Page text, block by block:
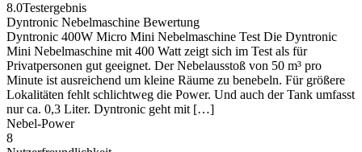
8.0Testergebnis
Dyntronic Nebelmaschine Bewertung
Dyntronic 400W Micro Mini Nebelmaschine Test Die Dyntronic
Mini Nebelmaschine mit 400 Watt zeigt sich im Test als für
Privatpersonen gut geeignet. Der Nebelausstoß von 50 m³ pro
Minute ist ausreichend um kleine Räume zu benebeln. Für größere
Lokalitäten fehlt schlichtweg die Power. Und auch der Tank umfasst
nur ca. 0,3 Liter. Dyntronic geht mit […]
Nebel-Power
8